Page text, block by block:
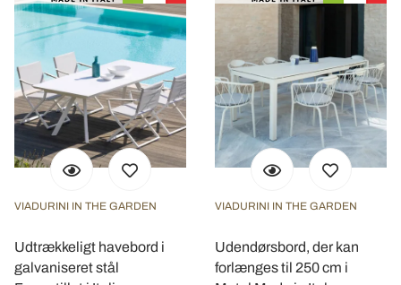
VIADURINI IN THE GARDEN
Udtrækkeligt havebord i
galvaniseret stål
VIADURINI IN THE GARDEN
Udendørsbord, der kan
forlænges til 250 cm i